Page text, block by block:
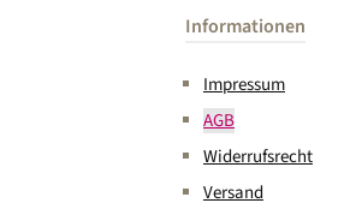
Informationen
Impressum
AGB
Widerrufsrecht
Versand